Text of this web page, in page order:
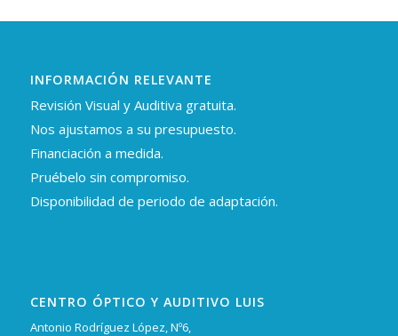
INFORMACIÓN RELEVANTE
Revisión Visual y Auditiva gratuita.
Nos ajustamos a su presupuesto.
Financiación a medida.
Pruébelo sin compromiso.
Disponibilidad de periodo de adaptación.
CENTRO ÓPTICO Y AUDITIVO LUIS
Antonio Rodríguez López, Nº6,